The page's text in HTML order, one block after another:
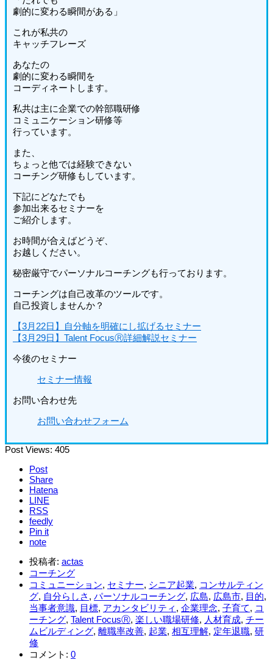
劇的に変わる瞬間がある」
これが私共の
キャッチフレーズ
あなたの
劇的に変わる瞬間を
コーディネートします。
私共は主に企業での幹部職研修
コミュニケーション研修等
行っています。
また、
ちょっと他では経験できない
コーチング研修もしています。
下記にどなたでも
参加出来るセミナーを
ご紹介します。
お時間が合えばどうぞ、
お越しください。
秘密厳守でパーソナルコーチングも行っております。
コーチングは自己改革のツールです。
自己投資しませんか？
【3月22日】自分軸を明確にし拡げるセミナー
【3月29日】Talent FocusⓇ詳細解説セミナー
今後のセミナー
セミナー情報
お問い合わせ先
お問い合わせフォーム
Post Views: 405
Post
Share
Hatena
LINE
RSS
feedly
Pin it
note
投稿者: actas
コーチング
コミュニーション, セミナー, シニア起業, コンサルティン
グ, 自分らしさ , パーソナルコーチング, 広島, 広島市, 目的,
当事者意識, 目標, アカンタビリティ , 企業理念, 子育て, コ
ーチング, Talent FocusⓇ, 楽しい職場研修, 人材育成, チー
ムビルディング, 離職率改善, 起業, 相互理解, 定年退職, 研
修
コメント: 0